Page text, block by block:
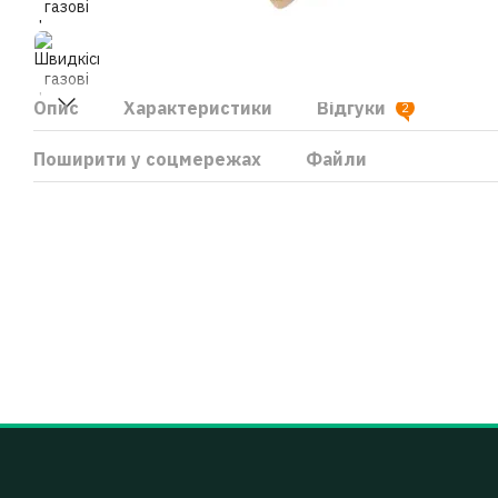
Опис Характеристики Відгуки 2
Поширити у соцмережах Файли